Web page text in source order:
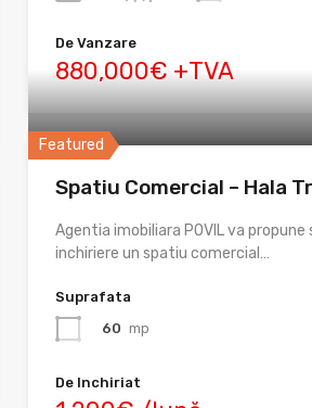
De Vanzare
880,000€ +TVA
Featured
Spatiu Comercial – Hala
Agentia imobiliara POVIL va propune
inchiriere un spatiu comercial…
Suprafata
60 mp
De Inchiriat